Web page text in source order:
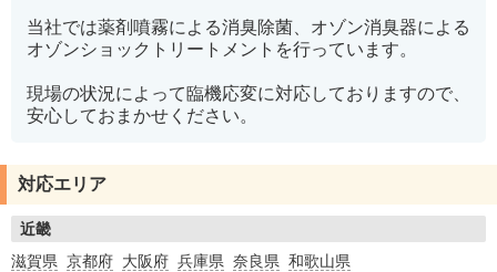
当社では薬剤噴霧による消臭除菌、オゾン消臭器による
オゾンショックトリートメントを行っています。
現場の状況によって臨機応変に対応しておりますので、
安心しておまかせください。
対応エリア
近畿
滋賀県 京都府 大阪府 兵庫県 奈良県 和歌山県